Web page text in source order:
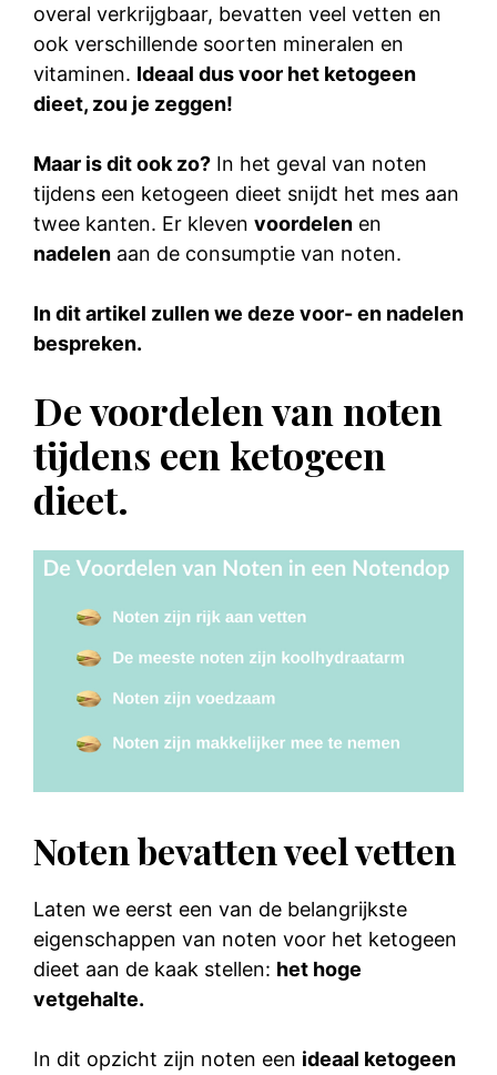
overal verkrijgbaar, bevatten veel vetten en
ook verschillende soorten mineralen en
vitaminen. Ideaal dus voor het ketogeen
dieet, zou je zeggen!
Maar is dit ook zo? In het geval van noten
tijdens een ketogeen dieet snijdt het mes aan
twee kanten. Er kleven voordelen en
nadelen aan de consumptie van noten.
In dit artikel zullen we deze voor- en nadelen
bespreken.
De voordelen van noten
tijdens een ketogeen
dieet.
Noten bevatten veel vetten
Laten we eerst een van de belangrijkste
eigenschappen van noten voor het ketogeen
dieet aan de kaak stellen: het hoge
vetgehalte.
In dit opzicht zijn noten een ideaal ketogeen